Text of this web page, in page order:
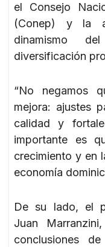
el Consejo
(Conep) y la
dinamismo
diversificación
“No negamos
mejora: ajustes
calidad y
importante es
crecimiento y en
economía
De su lado, el
Juan
conclusiones